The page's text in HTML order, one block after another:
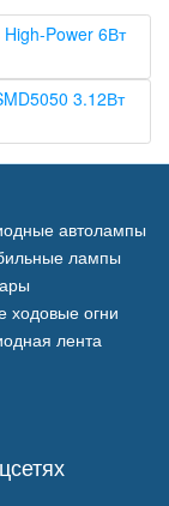
Power 6Вт
3.12Вт
автолампы
лампы
ходовые огни
лента